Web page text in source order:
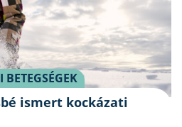
BETEGSÉGEK
ismert kockázati